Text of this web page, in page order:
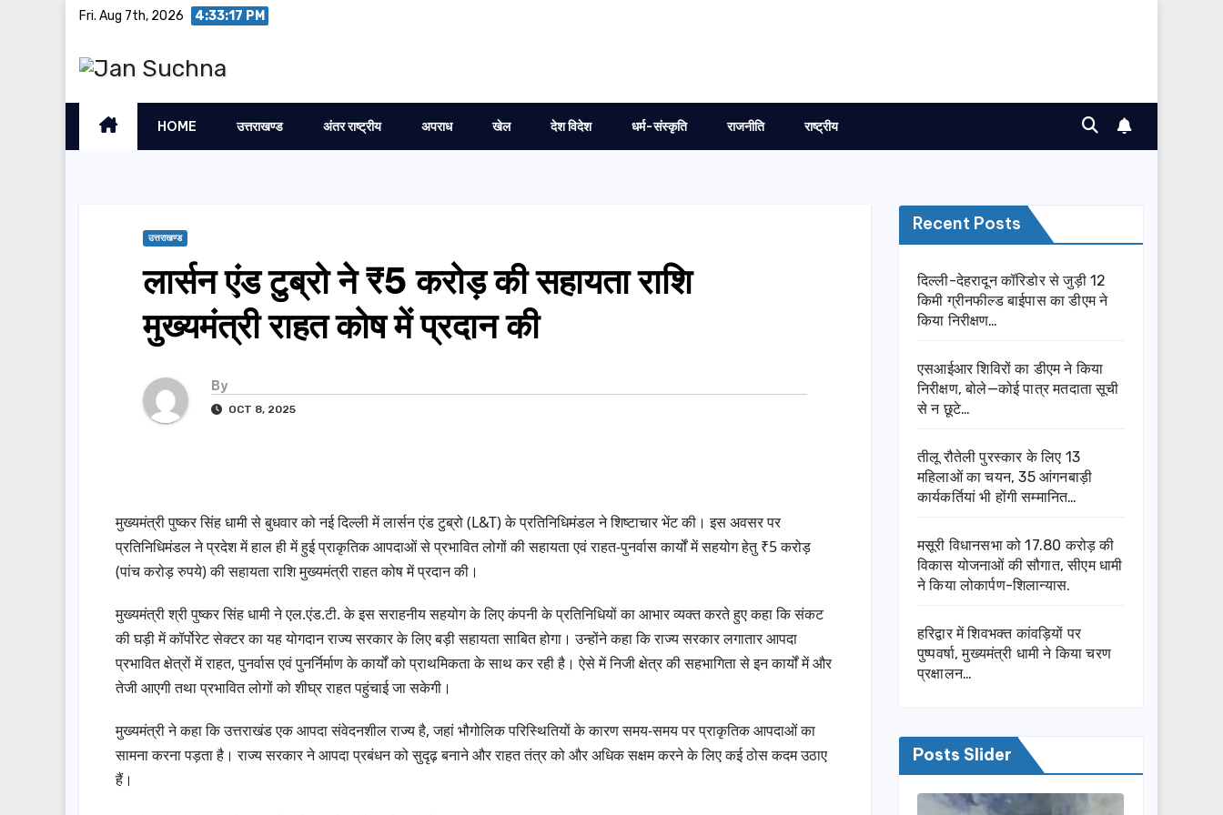
Fri. Aug 7th, 2026 4:33:18 PM
HOME उत्तराखण्ड अंतर राष्ट्रीय अपराध खेल देश विदेश धर्म-संस्कृति राजनीति राष्ट्रीय
उत्तराखण्ड
लार्सन एंड टुब्रो ने ₹5 करोड़ की सहायता राशि
मुख्यमंत्री राहत कोष में प्रदान की
By
OCT 8, 2025
मुख्यमंत्री पुष्कर सिंह धामी से बुधवार को नई दिल्ली में लार्सन एंड टुब्रो (L&T) के प्रतिनिधिमंडल ने शिष्टाचार भेंट की। इस अवसर पर
प्रतिनिधिमंडल ने प्रदेश में हाल ही में हुई प्राकृतिक आपदाओं से प्रभावित लोगों की सहायता एवं राहत-पुनर्वास कार्यों में सहयोग हेतु ₹5 करोड़
(पांच करोड़ रुपये) की सहायता राशि मुख्यमंत्री राहत कोष में प्रदान की।
मुख्यमंत्री श्री पुष्कर सिंह धामी ने एल.एंड.टी. के इस सराहनीय सहयोग के लिए कंपनी के प्रतिनिधियों का आभार व्यक्त करते हुए कहा कि संकट
की घड़ी में कॉर्पोरेट सेक्टर का यह योगदान राज्य सरकार के लिए बड़ी सहायता साबित होगा। उन्होंने कहा कि राज्य सरकार लगातार आपदा
प्रभावित क्षेत्रों में राहत, पुनर्वास एवं पुनर्निर्माण के कार्यों को प्राथमिकता के साथ कर रही है। ऐसे में निजी क्षेत्र की सहभागिता से इन कार्यों में और
तेजी आएगी तथा प्रभावित लोगों को शीघ्र राहत पहुंचाई जा सकेगी।
मुख्यमंत्री ने कहा कि उत्तराखंड एक आपदा संवेदनशील राज्य है, जहां भौगोलिक परिस्थितियों के कारण समय-समय पर प्राकृतिक आपदाओं का
सामना करना पड़ता है। राज्य सरकार ने आपदा प्रबंधन को सुदृढ़ बनाने और राहत तंत्र को और अधिक सक्षम करने के लिए कई ठोस कदम उठाए
हैं।
Recent Posts
दिल्ली-देहरादून कॉरिडोर से जुड़ी 12
किमी ग्रीनफील्ड बाईपास का डीएम ने
किया निरीक्षण…
एसआईआर शिविरों का डीएम ने किया
निरीक्षण, बोले—कोई पात्र मतदाता सूची
से न छूटे…
तीलू रौतेली पुरस्कार के लिए 13
महिलाओं का चयन, 35 आंगनबाड़ी
कार्यकर्तियां भी होंगी सम्मानित…
मसूरी विधानसभा को 17.80 करोड़ की
विकास योजनाओं की सौगात, सीएम धामी
ने किया लोकार्पण-शिलान्यास.
हरिद्वार में शिवभक्त कांवड़ियों पर
पुष्पवर्षा, मुख्यमंत्री धामी ने किया चरण
प्रक्षालन…
Posts Slider